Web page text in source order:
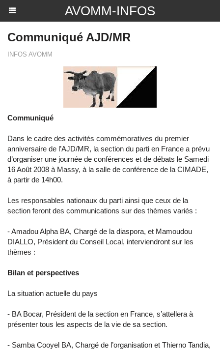
AVOMM-INFOS
Communiqué AJD/MR
INFOS AVOMM
Communiqué
Dans le cadre des activités commémoratives du premier
anniversaire de l’AJD/MR, la section du parti en France a prévu
d’organiser une journée de conférences et de débats le Samedi
16 Août 2008 à Massy, à la salle de conférence de la CIMADE,
à partir de 14h00.
Les responsables nationaux du parti ainsi que ceux de la
section feront des communications sur des thèmes variés :
- Amadou Alpha BA, Chargé de la diaspora, et Mamoudou
DIALLO, Président du Conseil Local, interviendront sur les
thèmes :
Bilan et perspectives
La situation actuelle du pays
- BA Bocar, Président de la section en France, s’attellera à
présenter tous les aspects de la vie de sa section.
- Samba Cooyel BA, Chargé de l’organisation et Thierno Tandia,